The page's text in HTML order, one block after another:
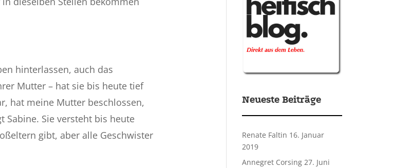
hinterlassen, auch das
Mutter – hat sie bis heute tief
hat meine Mutter beschlossen,
Sabine. Sie versteht bis heute
gibt, aber alle Geschwister
Neueste Beiträge
Renate Faltin 16. Januar
2019
Annegret Corsing 27. Juni